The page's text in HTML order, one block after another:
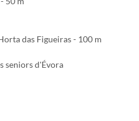
das Figueiras - 100 m
seniors d'Évora